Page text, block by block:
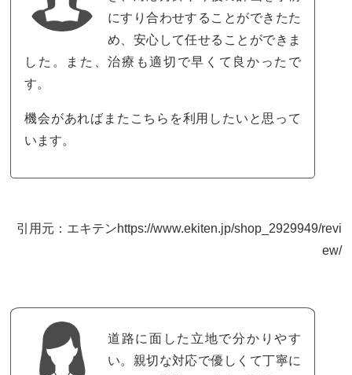
にすり合わせすることができたた
め、安心して任せることができま
した。また、治療も適切で早くて良かったで
す。
機会があればまたこちらを利用したいと思って
います。
引用元：エキテンhttps://www.ekiten.jp/shop_2929949/revi
ew/
道路に面した立地で分かりやす
い。親切な対応で優しくて丁寧に